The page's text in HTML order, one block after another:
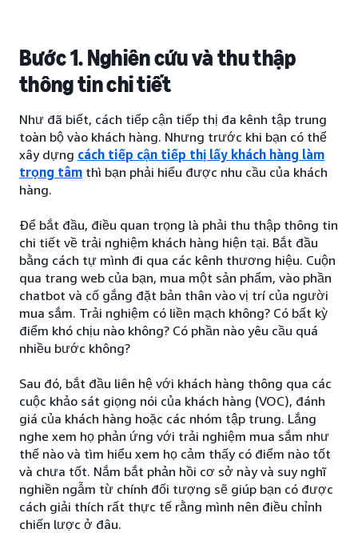
Bước 1. Nghiên cứu và thu thập
thông tin chi tiết
Như đã biết, cách tiếp cận tiếp thị đa kênh tập trung
toàn bộ vào khách hàng. Nhưng trước khi bạn có thể
xây dựng cách tiếp cận tiếp thị lấy khách hàng làm
trọng tâm thì bạn phải hiểu được nhu cầu của khách
hàng.
Để bắt đầu, điều quan trọng là phải thu thập thông tin
chi tiết về trải nghiệm khách hàng hiện tại. Bắt đầu
bằng cách tự mình đi qua các kênh thương hiệu. Cuộn
qua trang web của bạn, mua một sản phẩm, vào phần
chatbot và cố gắng đặt bản thân vào vị trí của người
mua sắm. Trải nghiệm có liền mạch không? Có bất kỳ
điểm khó chịu nào không? Có phần nào yêu cầu quá
nhiều bước không?
Sau đó, bắt đầu liên hệ với khách hàng thông qua các
cuộc khảo sát giọng nói của khách hàng (VOC), đánh
giá của khách hàng hoặc các nhóm tập trung. Lắng
nghe xem họ phản ứng với trải nghiệm mua sắm như
thế nào và tìm hiểu xem họ cảm thấy có điểm nào tốt
và chưa tốt. Nắm bắt phản hồi cơ sở này và suy nghĩ
nghiền ngẫm từ chính đối tượng sẽ giúp bạn có được
cách giải thích rất thực tế rằng mình nên điều chỉnh
chiến lược ở đâu.